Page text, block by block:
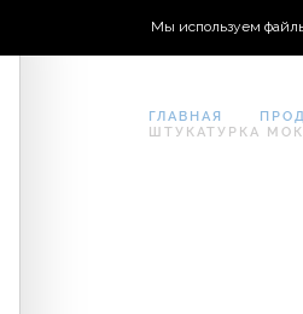
ГЛАВНАЯ
ШТУКАТУРКА
Мы используем